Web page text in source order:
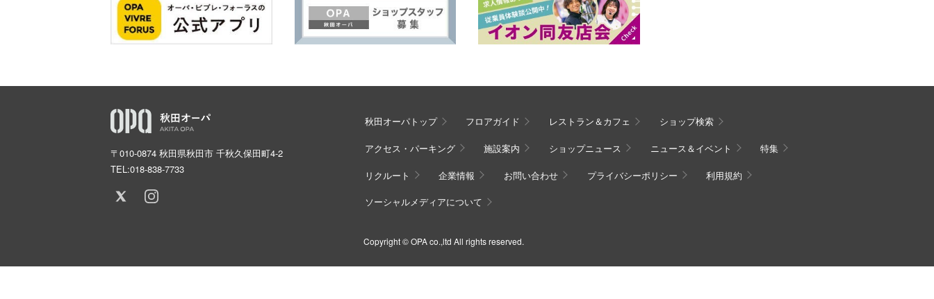
〒010-0874 秋田県秋田市 千秋久保田町4-2
TEL:018-838-7733
秋田オーパトップ フロアガイド レストラン＆カフェ ショップ検索
アクセス・パーキング 施設案内 ショップニュース ニュース＆イベント 特集
リクルート 企業情報 お問い合わせ プライバシーポリシー 利用規約
ソーシャルメディアについて
Copyright © OPA co.,ltd All rights reserved.